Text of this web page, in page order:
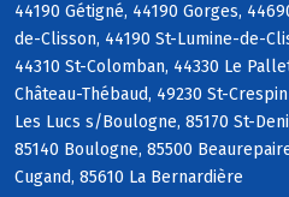
44190 Gétigné, 44190 Gorges,
de-Clisson, 44190 St-Lumine-de-
44310 St-Colomban, 44330 Le
Château-Thébaud, 49230 St-
Les Lucs s/Boulogne, 85170 St-
85140 Boulogne, 85500
Cugand, 85610 La Bernardière